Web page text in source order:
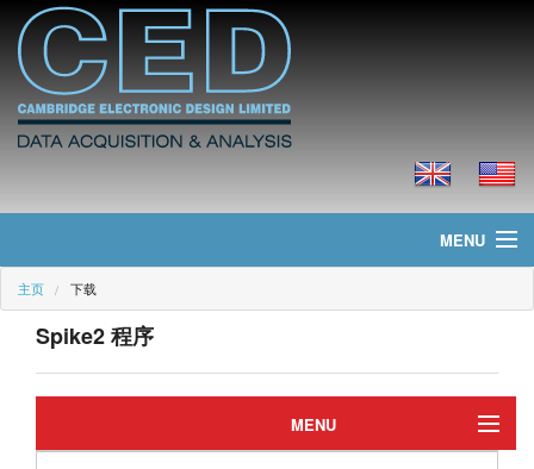
MENU
主页
新聞
产品
价格
主页 下载
Spike2 程序
MENU